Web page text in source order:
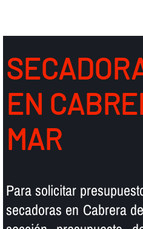
EN
MAR
Para solicitar
secadoras en Cabrera